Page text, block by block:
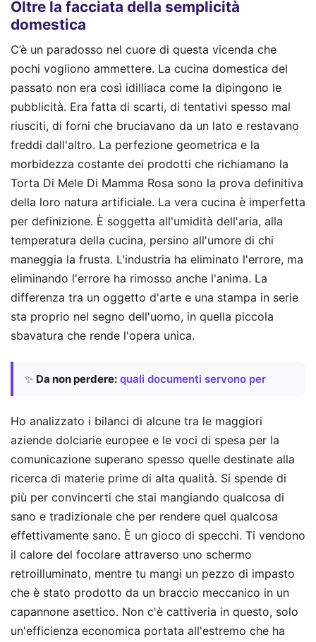
Oltre la facciata della semplicità
domestica
C’è un paradosso nel cuore di questa vicenda che
pochi vogliono ammettere. La cucina domestica del
passato non era così idilliaca come la dipingono le
pubblicità. Era fatta di scarti, di tentativi spesso mal
riusciti, di forni che bruciavano da un lato e restavano
freddi dall'altro. La perfezione geometrica e la
morbidezza costante dei prodotti che richiamano la
Torta Di Mele Di Mamma Rosa sono la prova definitiva
della loro natura artificiale. La vera cucina è imperfetta
per definizione. È soggetta all'umidità dell'aria, alla
temperatura della cucina, persino all'umore di chi
maneggia la frusta. L'industria ha eliminato l'errore, ma
eliminando l'errore ha rimosso anche l'anima. La
differenza tra un oggetto d'arte e una stampa in serie
sta proprio nel segno dell'uomo, in quella piccola
sbavatura che rende l'opera unica.
✨ Da non perdere: quali documenti servono per
Ho analizzato i bilanci di alcune tra le maggiori
aziende dolciarie europee e le voci di spesa per la
comunicazione superano spesso quelle destinate alla
ricerca di materie prime di alta qualità. Si spende di
più per convincerti che stai mangiando qualcosa di
sano e tradizionale che per rendere quel qualcosa
effettivamente sano. È un gioco di specchi. Ti vendono
il calore del focolare attraverso uno schermo
retroilluminato, mentre tu mangi un pezzo di impasto
che è stato prodotto da un braccio meccanico in un
capannone asettico. Non c'è cattiveria in questo, solo
un'efficienza economica portata all'estremo che ha